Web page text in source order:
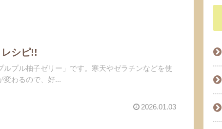
シピ!!
プル柚子ゼリー」です。寒天やゼラチンなどを使
変わるので、好...
2026.01.03